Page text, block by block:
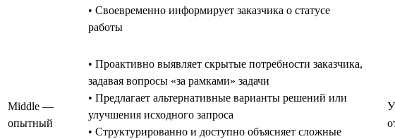
• Своевременно информирует заказчика о статусе
работы
Middle —
опытный
• Проактивно выявляет скрытые потребности заказчика,
задавая вопросы «за рамками» задачи
• Предлагает альтернативные варианты решений или
улучшения исходного запроса
• Структурированно и доступно объясняет сложные